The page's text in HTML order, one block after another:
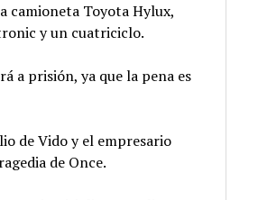
camioneta Toyota Hylux,
y un cuatriciclo.
a prisión, ya que la pena es
de Vido y el empresario
de Once.